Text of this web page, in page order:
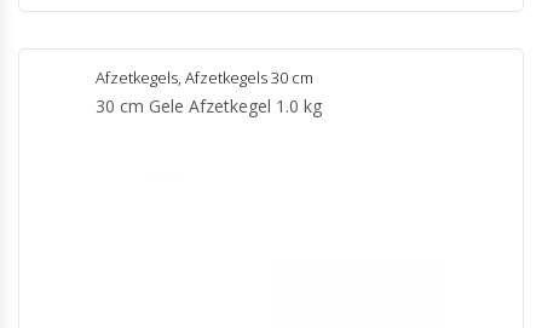
Afzetkegels, Afzetkegels 30 cm
30 cm Gele Afzetkegel 1.0 kg